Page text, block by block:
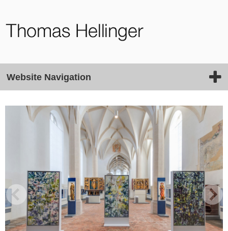
Website Navigation